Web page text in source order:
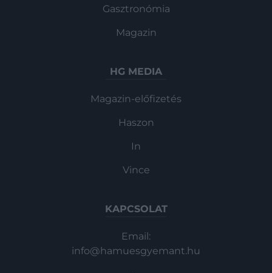
Gasztronómia
Magazin
HG MEDIA
Magazin-előfizetés
Haszon
In
Vince
KAPCSOLAT
Email:
info@hamuesgyemant.hu